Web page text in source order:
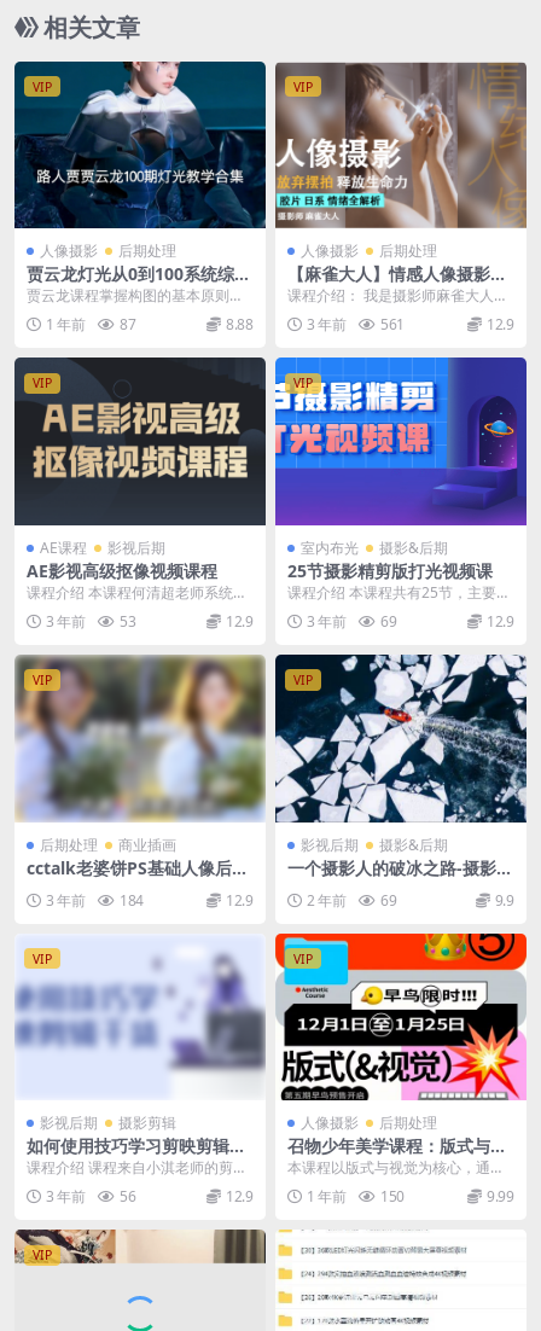
相关文章
VIP
人像摄影 后期处理
贾云龙灯光从0到100系统综合
网络课
贾云龙课程掌握构图的基本原则，
如黄金分割、对称、对比、三分
法、引导线构图等，并能...
1 年前 87 8.88
VIP
人像摄影 后期处理
【麻雀大人】情感人像摄影综
合训练大课堂
课程介绍： 我是摄影师麻雀大人先
和大家聊几句闲话在摄影的道路上
你们是否经历过如下...
3 年前 561 12.9
VIP
AE课程 影视后期
AE影视高级抠像视频课程
课程介绍 本课程何清超老师系统讲
解了AE影视抠像中常用的蓝、绿背
景抠像，从最基础...
3 年前 53 12.9
VIP
室内布光 摄影&后期
25节摄影精剪版打光视频课
课程介绍 本课程共有25节，主要内
容包括摄影技巧、后期剪辑和打光
方案的讲解。学生...
3 年前 69 12.9
VIP
后期处理 商业插画
cctalk老婆饼PS基础人像后期
3 年前 184 12.9
VIP
影视后期 摄影&后期
一个摄影人的破冰之路-摄影营
2 年前 69 9.9
VIP
影视后期 摄影剪辑
如何使用技巧学习剪映剪辑干
货
课程介绍 课程来自小淇老师的剪映
教学短视频运营课。150节视频剪
辑+运营课程+零...
3 年前 56 12.9
VIP
人像摄影 后期处理
召物少年美学课程：版式与视
觉【第五期】
本课程以版式与视觉为核心，通过
系统化的教学帮助学员掌握美学设
计的精髓。从课前班会...
1 年前 150 9.99
VIP